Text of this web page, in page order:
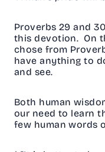
Proverbs 29 and
this devotion. On
chose from
have anything to
and see.
Both human
our need to learn
few human words